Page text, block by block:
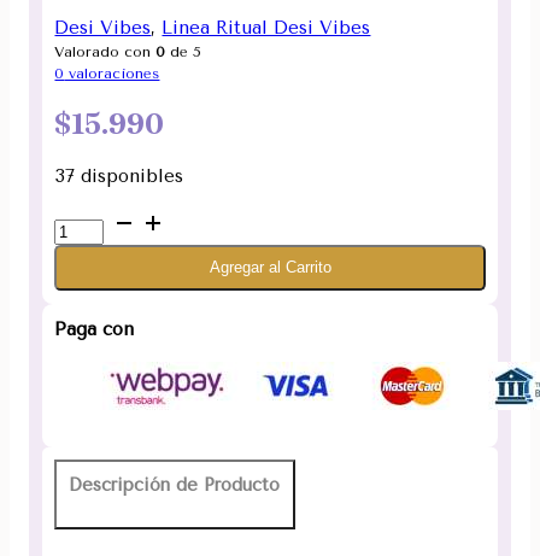
Desi Vibes, Linea Ritual Desi Vibes
Valorado con0 de 5
0 valoraciones
$15.990
37 disponibles
Inciensos
Ritual
16
Agregar al Carrito
Paga con
Descripción de Producto